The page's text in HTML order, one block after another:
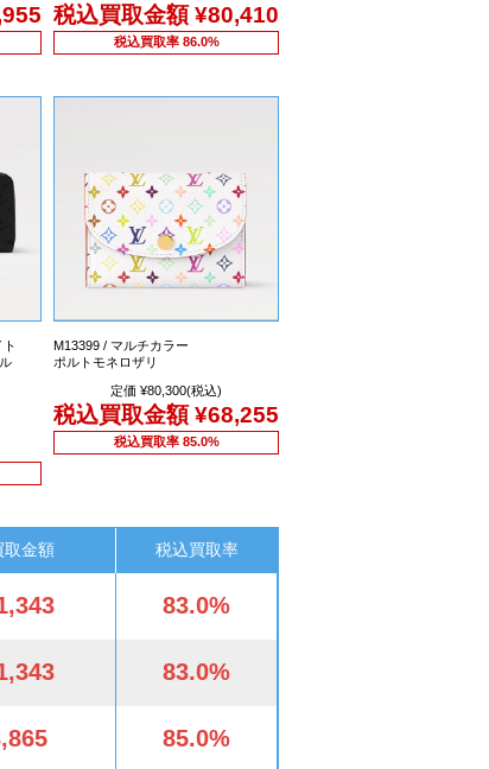
税込買取金額¥80,410
税込買取率 86.0%
M13399 / マルチカラー
ポルトモネロザリ
定価 ¥80,300(税込)
税込買取金額¥68,255
税込買取率 85.0%
取金額 税込買取率
83.0%
83.0%
85.0%